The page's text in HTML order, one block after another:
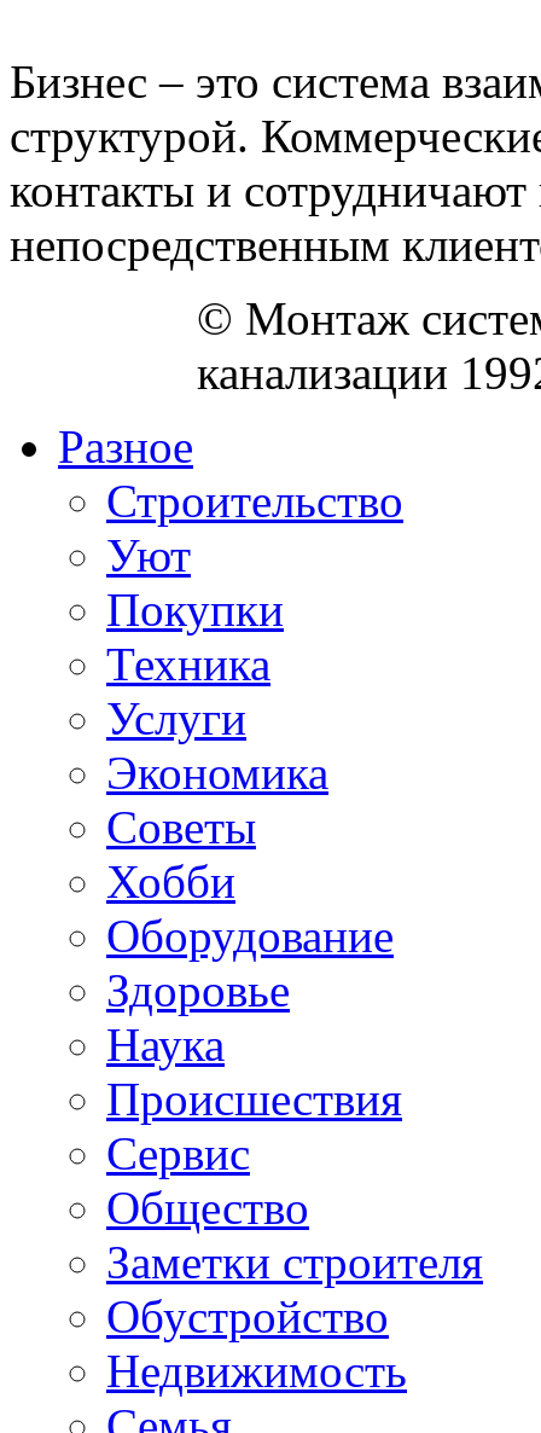
Бизнес – это система
структурой.
контакты и
непосредственным
© Монтаж
канализации
Разное
Строительство
Уют
Покупки
Техника
Услуги
Экономика
Советы
Хобби
Oборудование
Здоровье
Наука
Происшествия
Сервис
Общество
Заметки строителя
Обустройство
Недвижимость